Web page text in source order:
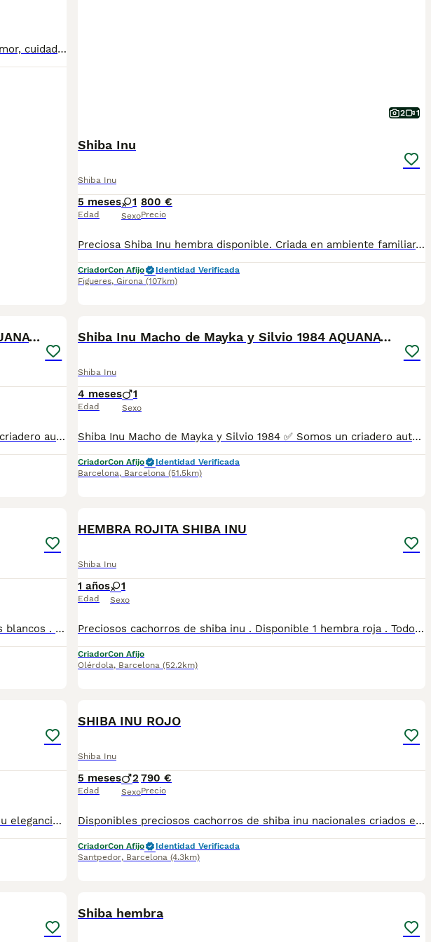
Nuestros cachorros de Shiba Inu crecen rodeados de amor, cuidados constantes y una verdadera atmósfera familiar. Desde su primer día de vida, están acompañados 24 horas al día: los observamos, los protegemos, los acariciamos y, sobre todo, los amamos con todo el corazón. Cada cachorro es parte de nuestra familia. Se crían en casa, con sonidos cotidianos, contacto humano permanente y socialización suave y respetuosa, lo que favorece su equilibrio emocional y carácter confiable. Su salud es una prioridad absoluta: Cuentan con revisiones veterinarias periódicas, Supervisión continua por parte de nuestro veterinario de confianza, Alimentación de alta calidad adaptada a cada etapa, Higiene y estimulación adecuadas desde temprana edad. Buscamos familias que valoren la vida, la armonía y el compromiso que implica acoger a un ser tan especial. Nuestros cachorros no son solo mascotas: son compañeros leales, inteligentes y sensibles que llevan consigo un pedacito de nuestro hogar. Si sientes que uno de ellos está destinado a formar parte de tu vida, estaremos encantados de conocerte. 📩 Escríbenos para más información, fotos y vídeos.
2 1
Shiba Inu
Shiba Inu
5 meses
Edad
1
Sexo
800 €
Precio
Preciosa Shiba Inu hembra disponible. Criada en ambiente familiar, rodeada de cariño y atención desde pequeña. Está acostumbrada al contacto diario con personas y a la convivencia en casa. Es una cachorra alegre, equilibrada y muy sociable, con excelente carácter y la belleza típica de la raza Shiba Inu. Además, es nieta de Campeón de España, con una excelente línea y características de la raza. Se entrega con todos los cuidados correspondientes para su edad. Buscamos para ella una familia responsable y amorosa. Para más información, no dudes en escribirnos
CriadorCon Afijo
Identidad Verificada
Figueres, Girona (107km)
Shiba Inu Hembra de Mayka y Silvio 1983 AQUANATURA
Shiba Inu Hembra de Mayka y Silvio 1983 ✅ Somos un criadero autorizado y certificado por la Generalitat de Catalunya bajo el número de Núcleo Zoológico G25/00314. PARA MÁS INFORMACIÓN: ☎️ 933095977 📱 685878504 / 674320847 🐶 Programa una visita para conocerlos 💻 Más fotos y vídeos en nuestra web www.aquanatura.es 🚙 Hacemos envíos 📌 Calle Roger de Flor 45, muy cerca del Arc de Triomf de Barcelona, de Lunes a Sábados. Se entregan con sus vacunas, desparasitados interna y externamente, con microchip y su registro, cartilla sanitaria y contrato de garantías, documentación legal y factura. AQUANATURA
Shiba Inu Macho de Mayka y Silvio 1984 AQUANATURA
Shiba Inu
4 meses
Edad
1
Sexo
Shiba Inu Macho de Mayka y Silvio 1984 ✅ Somos un criadero autorizado y certificado por la Generalitat de Catalunya bajo el número de Núcleo Zoológico G25/00314. PARA MÁS INFORMACIÓN: ☎️ 933095977 📱 685878504 / 674320847 🐶 Programa una visita para conocerlos 💻 Más fotos y vídeos en nuestra web www.aquanatura.es 🚙 Hacemos envíos 📌 Calle Roger de Flor 45, muy cerca del Arc de Triomf de Barcelona, de Lunes a Sábados. Se entregan con sus vacunas, desparasitados interna y externamente, con microchip y su registro, cartilla sanitaria y contrato de garantías, documentación legal y factura. AQUANATURA
CriadorCon Afijo
Identidad Verificada
Barcelona, Barcelona (51.5km)
Preciosos cachorros de shiba inu . Disponible 2 machos blancos . Todos nuestros cachorros son entregados con las vacunas correspondientes a la edad y las respectivas garantías. Visitanos sin nignun tipo de compromiso, gran exposicion de cachorros. Padres a la vista.
HEMBRA ROJITA SHIBA INU
Shiba Inu
1 años
Edad
1
Sexo
Preciosos cachorros de shiba inu . Disponible 1 hembra roja . Todos nuestros cachorros son entregados con las vacunas correspondientes a la edad y las respectivas garantías. Visitanos sin nignun tipo de compromiso, gran exposicion de cachorros. Padres a la vista.
CriadorCon Afijo
Olérdola, Barcelona (52.2km)
El Shiba Inu es una raza especialmente apreciada por su elegancia natural, inteligencia, personalidad independiente y extraordinaria presencia. Su combinación de belleza y carácter lo convierte en un compañero verdaderamente especial. ❤️ Shiba Inu Rojo Una tonalidad clásica y muy apreciada, con la característica expresión que distingue a esta maravillosa raza. 🌟 Shiba Inu Mostaza Un color cálido y singular que aporta una apariencia especialmente llamativa y elegante. ¡Tenemos el cachorro perfecto para ti! Criado en un entorno responsable y con todo el cuidado que merece, nuestros cachorros cuentan con vacunas al día, desparasitaciones, microchip, y ofrecemos garantía sanitaria y genética. Además, te ofrecemos una revisión veterinaria gratuita para asegurar su bienestar. Somos un criadero profesional con núcleo zoológico T2500248, comprometidos con la salud y felicidad de nuestros cachorros. ¡No dudes en contactarnos para más información! 🐾🩵🤍
SHIBA INU ROJO
Shiba Inu
5 meses
Edad
2
Sexo
790 €
Precio
Disponibles preciosos cachorros de shiba inu nacionales criados en nuestras instalaciones, en un ambiente familiar y responsable. Nuestros cachorros se entregan con cartilla de primera vacunación, vacunas correspondientes a su edad, desparasitados interna y externamente, y con microchip implantado y dado de alta. Además, realizamos un contrato de garantía que incluye: • Garantía vírica de 15 días. • Garantía congénita de 1 año. Desde la fecha de entrega del cachorro. Nos comprometemos al 100% con la salud, el bienestar y el cuidado de nuestros pequeños. Disponemos de Núcleo Zoológico Para más información, imágenes o cualquier consulta sin compromiso, pueden contactar con nosotros en los teléfonos: CRISTINA 📞 722 788 399 📞 932 514 529
CriadorCon Afijo
Identidad Verificada
Santpedor, Barcelona (4.3km)
Shiba hembra